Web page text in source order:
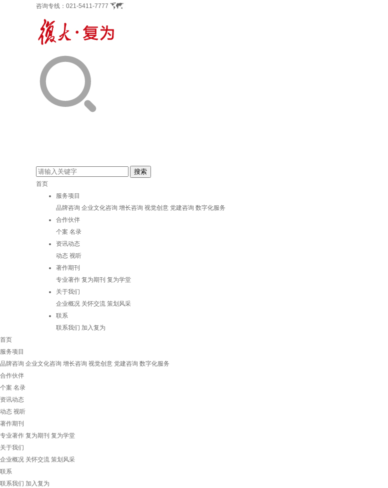
咨询专线： 021-5411-7777
首页
服务项目
品牌咨询 企业文化咨询 增长咨询 视觉创意 党建咨询 数字化服务
合作伙伴
个案 名录
资讯动态
动态 视听
著作期刊
专业著作 复为期刊 复为学堂
关于我们
企业概况 关怀交流 策划风采
联系
联系我们 加入复为
首页
服务项目
品牌咨询 企业文化咨询 增长咨询 视觉创意 党建咨询 数字化服务
合作伙伴
个案 名录
资讯动态
动态 视听
著作期刊
专业著作 复为期刊 复为学堂
关于我们
企业概况 关怀交流 策划风采
联系
联系我们 加入复为